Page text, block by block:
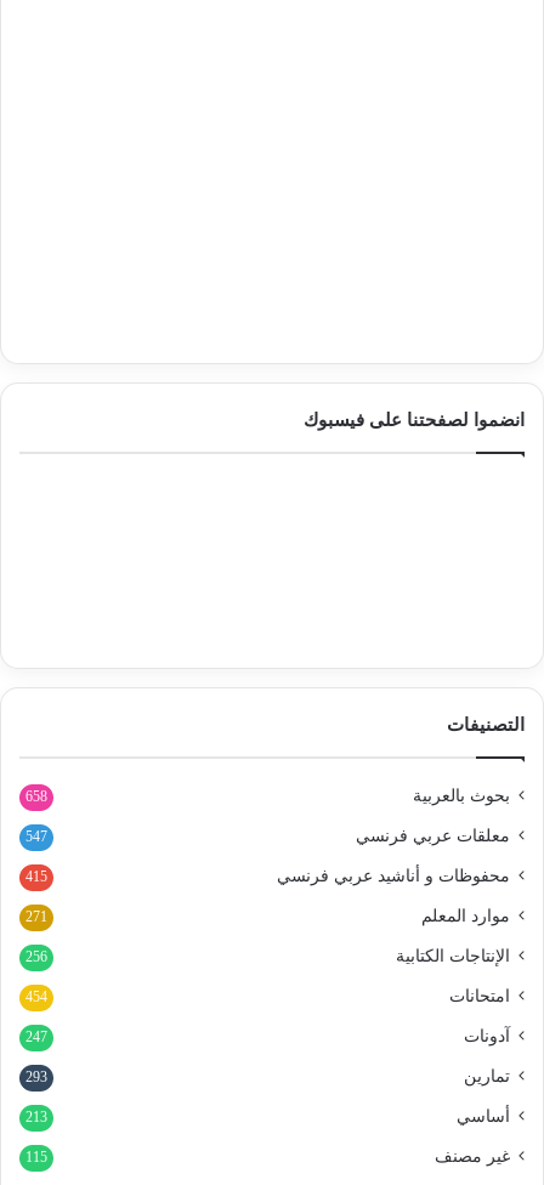
انضموا لصفحتنا على فيسبوك
التصنيفات
بحوث بالعربية 658
معلقات عربي فرنسي 547
محفوظات و أناشيد عربي فرنسي 415
موارد المعلم 271
الإنتاجات الكتابية 256
امتحانات 454
آدونات 247
تمارين 293
أساسي 213
غير مصنف 115